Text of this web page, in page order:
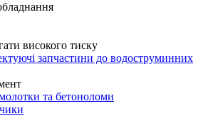
високого тиску
запчастини до водоструминних
молотки та бетоноломи